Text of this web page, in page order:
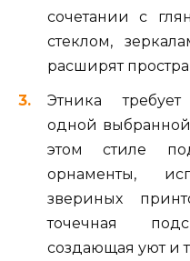
сочетании с
стеклом,
расширят
Этника требует
одной
этом стиле
орнаменты,
звериных
точечная
создающая уют и